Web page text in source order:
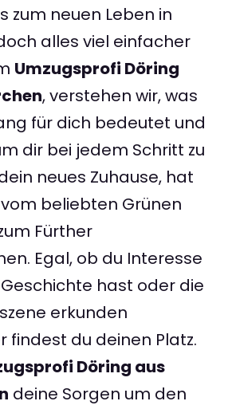
zum neuen Leben in
alles viel einfacher
Umzugsprofi Döring
, verstehen wir, was
für dich bedeutet und
dir bei jedem Schritt zu
neues Zuhause, hat
beliebten Grünen
Fürther
Egal, ob du Interesse
hast oder die
erkunden
findest du deinen Platz.
Döring aus
deine Sorgen um den